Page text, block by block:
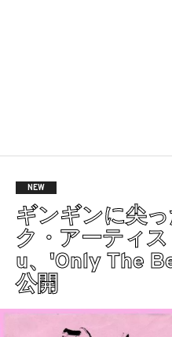
NEW
ギンギンに尖
ク・アーティ
u、'Only The
公開